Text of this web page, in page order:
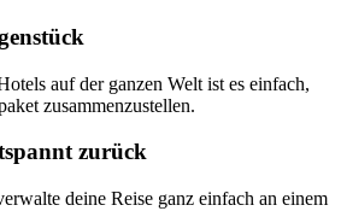
auf der ganzen Welt ist es einfach,
zusammenzustellen.
zurück
deine Reise ganz einfach an einem